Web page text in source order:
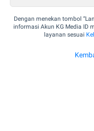
Dengan menekan tombol
informasi Akun KG Media ID
layanan sesuai